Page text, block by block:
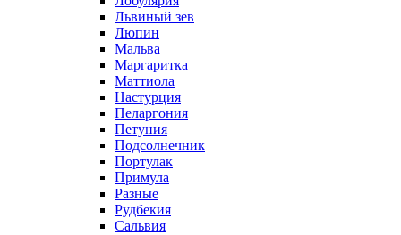
Львиный зев
Люпин
Мальва
Маргаритка
Маттиола
Настурция
Пеларгония
Петуния
Подсолнечник
Портулак
Примула
Разные
Рудбекия
Сальвия